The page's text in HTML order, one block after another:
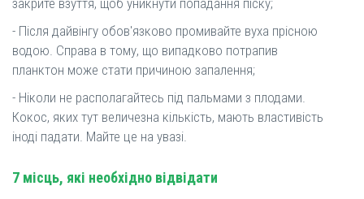
- Після дайвінгу обов'язково промивайте вуха прісною
водою. Справа в тому, що випадково потрапив
планктон може стати причиною запалення;
- Ніколи не располагайтесь під пальмами з плодами.
Кокос, яких тут величезна кількість, мають властивість
іноді падати. Майте це на увазі.
7 місць, які необхідно відвідати